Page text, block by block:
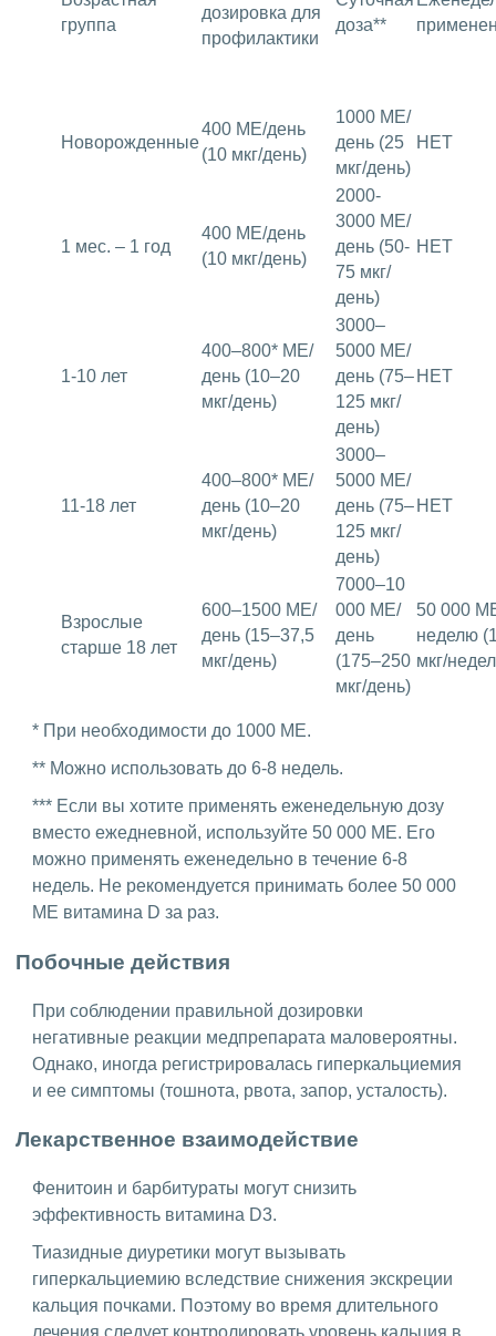
группа
дозировка для
профилактики
доза**
Новорожденные
400 МЕ/день
(10 мкг/день)
1000 МЕ/
день (25
мкг/день)
НЕТ
1 мес. – 1 год
400 МЕ/день
(10 мкг/день)
2000-
3000 МЕ/
день (50-
75 мкг/
день)
НЕТ
1-10 лет
400–800* МЕ/
день (10–20
мкг/день)
3000–
5000 МЕ/
день (75–
125 мкг/
день)
НЕТ
11-18 лет
400–800* МЕ/
день (10–20
мкг/день)
3000–
5000 МЕ/
день (75–
125 мкг/
день)
НЕТ
Взрослые
старше 18 лет
600–1500 МЕ/
день (15–37,5
мкг/день)
7000–10
000 МЕ/
день
(175–250
мкг/день)
50 000
неделю
мкг/
* При необходимости до 1000 МЕ.
** Можно использовать до 6-8 недель.
*** Если вы хотите применять еженедельную дозу
вместо ежедневной, используйте 50 000 МЕ. Его
можно применять еженедельно в течение 6-8
недель. Не рекомендуется принимать более 50 000
МЕ витамина D за раз.
Побочные действия
При соблюдении правильной дозировки
негативные реакции медпрепарата маловероятны.
Однако, иногда регистрировалась гиперкальциемия
и ее симптомы (тошнота, рвота, запор, усталость).
Лекарственное взаимодействие
Фенитоин и барбитураты могут снизить
эффективность витамина D3.
Тиазидные диуретики могут вызывать
гиперкальциемию вследствие снижения экскреции
кальция почками. Поэтому во время длительного